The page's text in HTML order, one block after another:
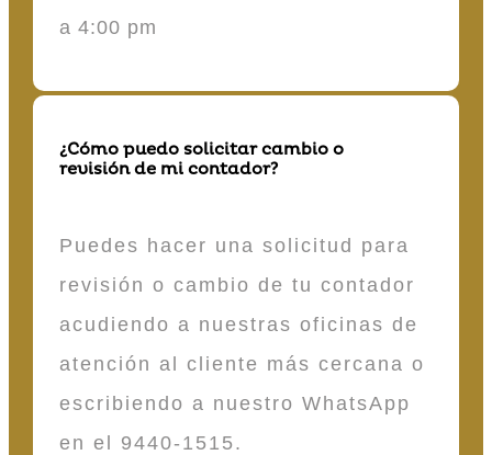
a 4:00 pm
¿Cómo puedo solicitar cambio o
revisión de mi contador?
Puedes hacer una solicitud para
revisión o cambio de tu contador
acudiendo a nuestras oficinas de
atención al cliente más cercana o
escribiendo a nuestro WhatsApp
en el 9440-1515.